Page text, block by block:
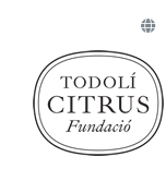
content